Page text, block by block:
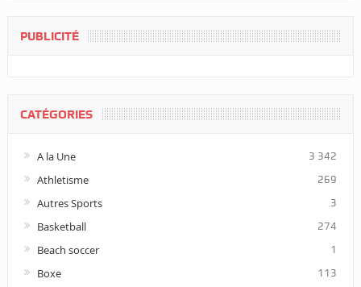
PUBLICITÉ
CATÉGORIES
A la Une 3 342
Athletisme 269
Autres Sports 3
Basketball 274
Beach soccer 1
Boxe 113